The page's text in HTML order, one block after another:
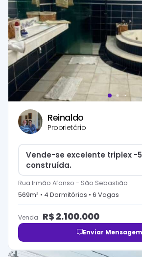
Reinaldo
Proprietário
Vende-se excelente triplex -
construída.
Rua Irmão Afonso - São Sebastião
569m² • 4 Dormitórios • 6 Vagas
Venda R$ 2.100.000
Enviar Mensagem